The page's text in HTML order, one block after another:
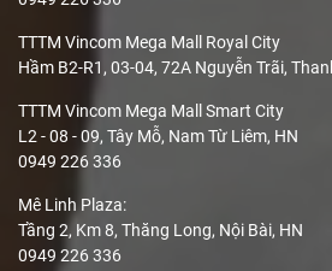
TTTM Vincom Mega Mall Royal City
Hầm B2-R1, 03-04, 72A Nguyễn Trãi,
TTTM Vincom Mega Mall Smart City
L2 - 08 - 09, Tây Mỗ, Nam Từ Liêm, HN
0949 226 336
Mê Linh Plaza:
Tầng 2, Km 8, Thăng Long, Nội Bài, HN
0949 226 336